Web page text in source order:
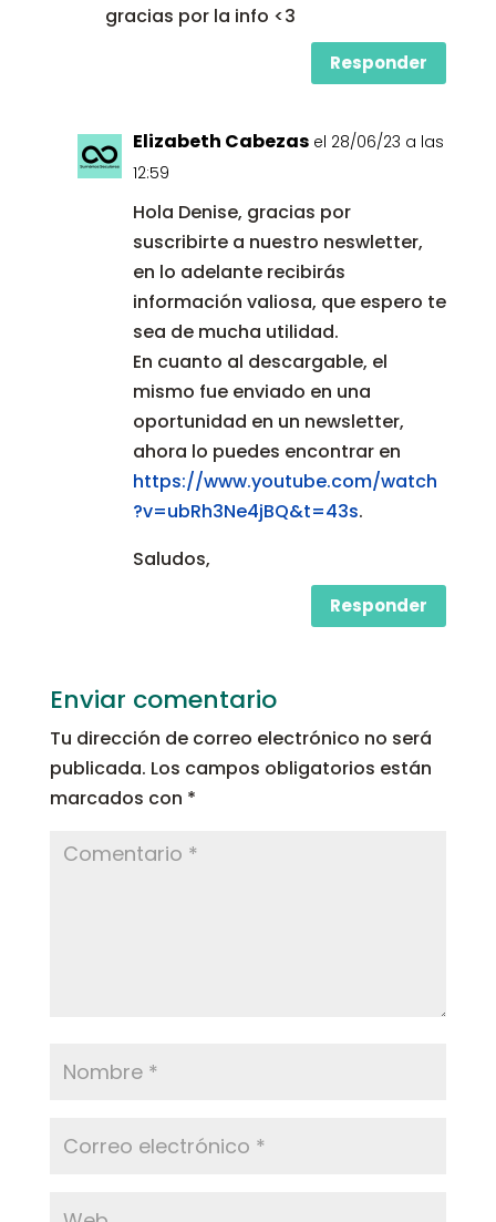
gracias por la info <3
Responder
Elizabeth Cabezas el 28/06/23 a las
12:59
Hola Denise, gracias por
suscribirte a nuestro neswletter,
en lo adelante recibirás
información valiosa, que espero te
sea de mucha utilidad.
En cuanto al descargable, el
mismo fue enviado en una
oportunidad en un newsletter,
ahora lo puedes encontrar en
https://www.youtube.com/watch
?v=ubRh3Ne4jBQ&t=43s.
Saludos,
Responder
Enviar comentario
Tu dirección de correo electrónico no será
publicada. Los campos obligatorios están
marcados con *